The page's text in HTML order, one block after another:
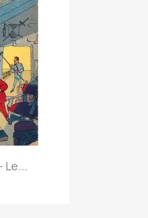
Le...